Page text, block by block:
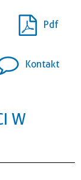
Pdf
Kontakt
W